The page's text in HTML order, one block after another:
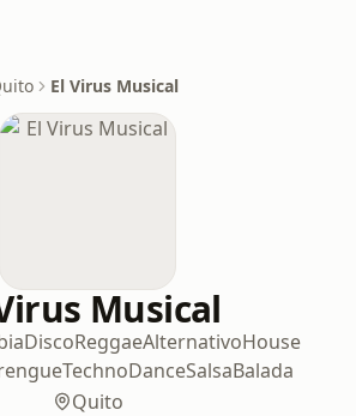
El Virus Musical
Musical
DiscoReggaeAlternativoHouse
TechnoDanceSalsaBalada
Quito